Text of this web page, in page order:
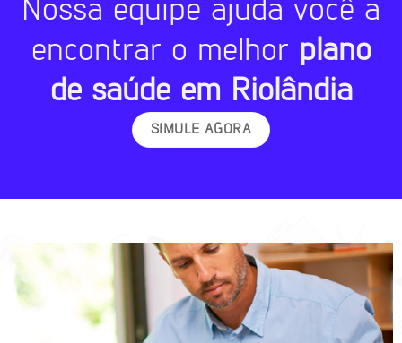
Nossa equipe ajuda você a
encontrar o melhor plano
de saúde em Riolândia
SIMULE AGORA